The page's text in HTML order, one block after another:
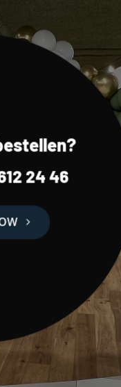
24 46